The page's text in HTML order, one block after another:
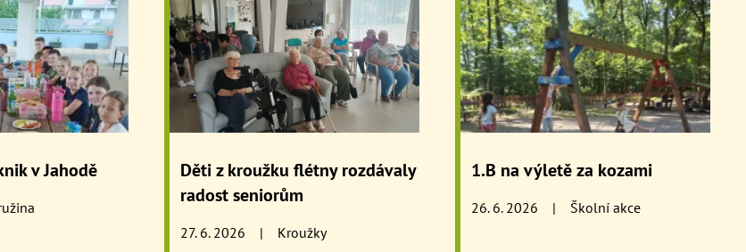
v Jahodě
Děti z kroužku flétny rozdávaly
radost seniorům
27. 6. 2026 | Kroužky
1.B na výletě za kozami
26. 6. 2026 | Školní akce